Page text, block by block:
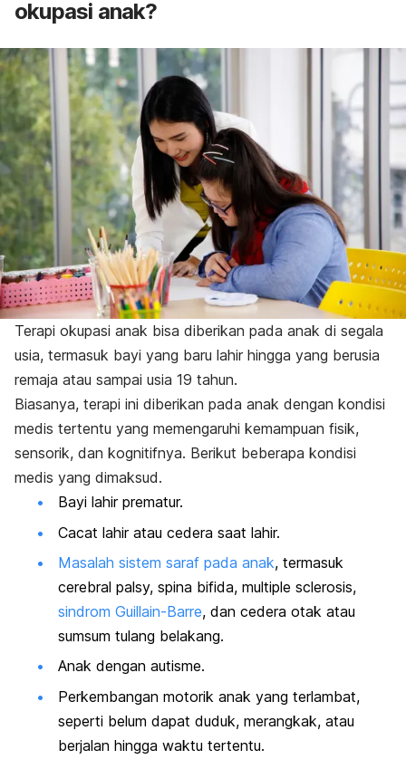
okupasi anak?
Terapi okupasi anak bisa diberikan pada anak di segala
usia, termasuk bayi yang baru lahir hingga yang berusia
remaja atau sampai usia 19 tahun.
Biasanya, terapi ini diberikan pada anak dengan kondisi
medis tertentu yang memengaruhi kemampuan fisik,
sensorik, dan kognitifnya. Berikut beberapa kondisi
medis yang dimaksud.
Bayi lahir prematur.
Cacat lahir atau cedera saat lahir.
Masalah sistem saraf pada anak, termasuk
cerebral palsy, spina bifida, multiple sclerosis,
sindrom Guillain-Barre, dan cedera otak atau
sumsum tulang belakang.
Anak dengan autisme.
Perkembangan motorik anak yang terlambat,
seperti belum dapat duduk, merangkak, atau
berjalan hingga waktu tertentu.